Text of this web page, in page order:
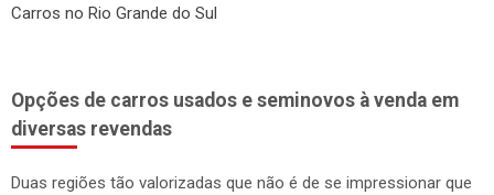
Carros no Rio Grande do Sul
Opções de carros usados e seminovos à venda em
diversas revendas
Duas regiões tão valorizadas que não é de se impressionar que